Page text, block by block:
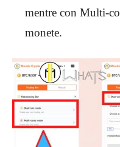
mentre con Multi-
monete.